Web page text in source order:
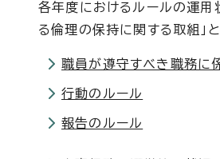
各年度におけるルールの運用
る倫理の保持に関する取組」
職員が遵守すべき職務に
行動のルール
報告のルール